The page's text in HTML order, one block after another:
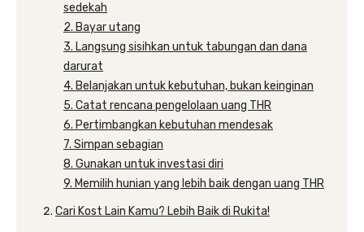
sedekah
2. Bayar utang
3. Langsung sisihkan untuk tabungan dan dana
darurat
4. Belanjakan untuk kebutuhan, bukan keinginan
5. Catat rencana pengelolaan uang THR
6. Pertimbangkan kebutuhan mendesak
7. Simpan sebagian
8. Gunakan untuk investasi diri
9. Memilih hunian yang lebih baik dengan uang THR
Cari Kost Lain Kamu? Lebih Baik di Rukita!